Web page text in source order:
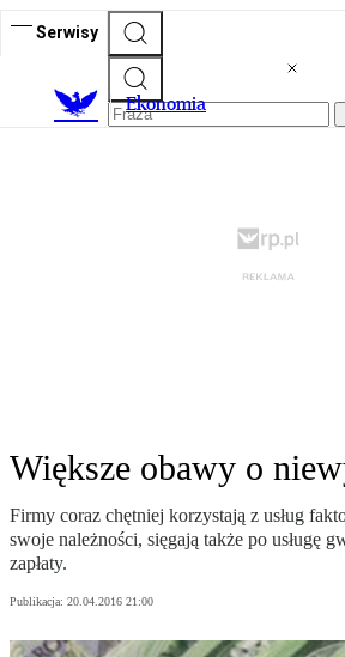
Serwisy
Ekonomia
Większe obawy o
Firmy coraz chętniej korzystają z usług
swoje należności, sięgają także po usługę
zapłaty.
Publikacja: 20.04.2016 21:00